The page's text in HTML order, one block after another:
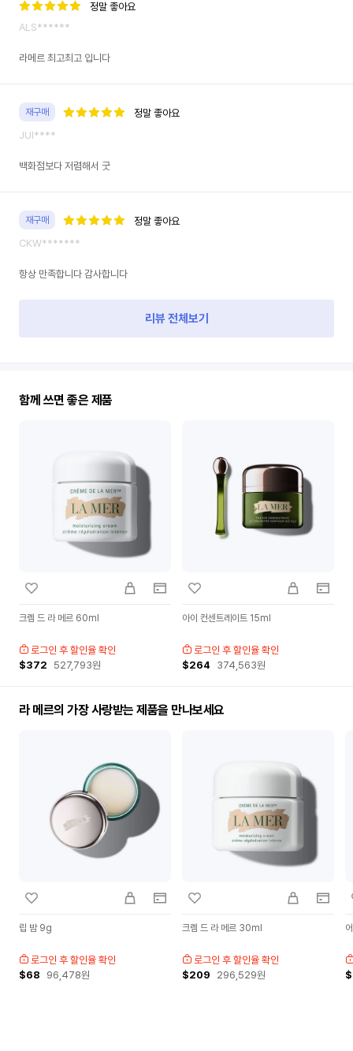
정말 좋아요
ALS******
라메르 최고최고 입니다
재구매
정말 좋아요
JUI****
백화점보다 저렴해서 굿
재구매
정말 좋아요
CKW*******
항상 만족합니다 감사합니다
리뷰 전체보기
신
천
함께 쓰면 좋은 제품
크렘 드 라 메르 60ml
로그인 후 할인율 확인
$372
527,793원
아이 컨센트레이트 15ml
로그인 후 할인율 확인
$264
374,563원
라 메르의 가장 사랑받는 제품을 만나보세요
립 밤 9g
로그인 후 할인율 확인
$68
96,478원
크렘 드 라 메르 30ml
로그인 후 할인율 확인
$209
296,529원